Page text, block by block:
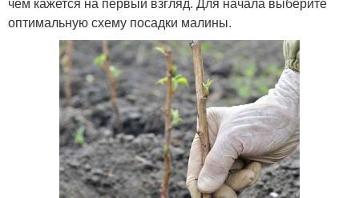
оптимальную схему посадки малины.